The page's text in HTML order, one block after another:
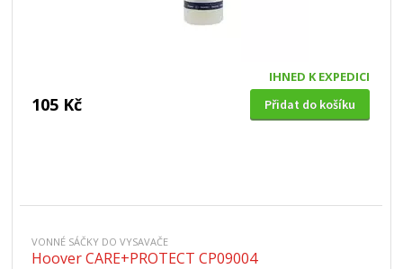
IHNED K EXPEDICI
105 Kč Přidat do košíku
VONNÉ SÁČKY DO VYSAVAČE
Hoover CARE+PROTECT CP09004